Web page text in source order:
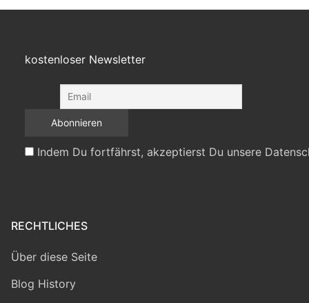
kostenloser Newsletter
Indem Du fortfährst, akzeptierst Du unsere
RECHTLICHES
Über diese Seite
Blog History